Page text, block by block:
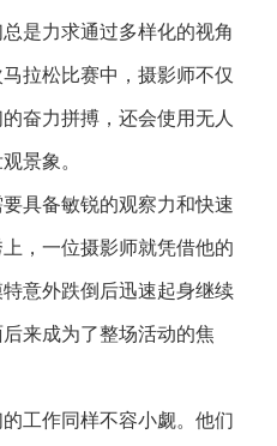
是力求通过多样化的视角
拉松比赛中，摄影师不仅
奋力拼搏，还会使用无人
景象。
具备敏锐的观察力和快速
，一位摄影师就凭借他的
意外跌倒后迅速起身继续
来成为了整场活动的焦
工作同样不容小觑。他们